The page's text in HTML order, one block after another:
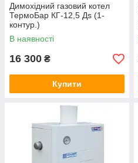
Димохідний газовий котел
ТермоБар КГ-12,5 Дѕ (1-
контур.)
В наявності
16 300 ₴
Купити